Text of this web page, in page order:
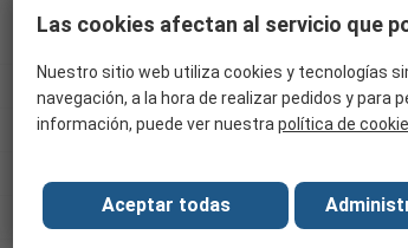
12
Conector circular industrial
SP25
Las cookies afectan al servicio que
Nuestro sitio web utiliza cookies y tecnologías
navegación, a la hora de realizar pedidos y para
información, puede ver nuestra política de
Aceptar todas